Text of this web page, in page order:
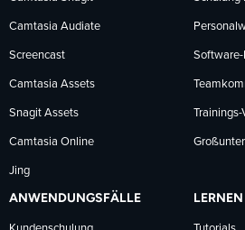
folgen
Camtasia Audiate
Screencast
Camtasia Assets
Snagit Assets
Camtasia Online
Jing
ANWENDUNGSFÄLLE